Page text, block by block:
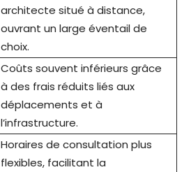
architecte situé à distance,
ouvrant un large éventail de
choix.
Coûts souvent inférieurs grâce
à des frais réduits liés aux
déplacements et à
l’infrastructure.
Horaires de consultation plus
flexibles, facilitant la